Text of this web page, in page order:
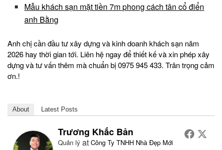
Mẫu khách sạn mặt tiền 7m phong cách tân cổ điển
anh Bằng
Anh chị cần đầu tư xây dựng và kinh doanh khách sạn năm
2026 hay thời gian tới. Liên hệ ngay để thiết kế và xin phép xây
dựng và tư vấn thêm mà chuẩn bị 0975 945 433. Trân trọng cảm
ơn.!
About Latest Posts
Trương Khắc Bản
Quản lý at Công Ty TNHH Nhà Đẹp Mới